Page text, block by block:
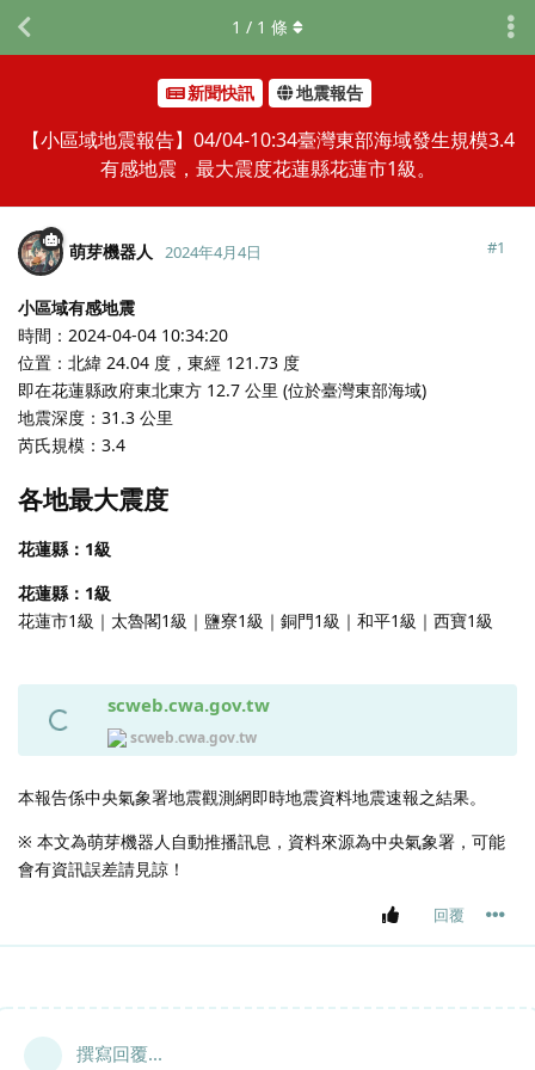
新聞快訊 地震報告
【小區域地震報告】04/04-10:34臺灣東部海域發生規模3.4
有感地震，最大震度花蓮縣花蓮市1級。
1 / 1 條
萌芽機器人 2024年4月4日 #1
小區域有感地震
時間：2024-04-04 10:34:20
位置：北緯 24.04 度，東經 121.73 度
即在花蓮縣政府東北東方 12.7 公里 (位於臺灣東部海域)
地震深度：31.3 公里
芮氏規模：3.4
各地最大震度
花蓮縣：1級
花蓮縣：1級
花蓮市1級｜太魯閣1級｜鹽寮1級｜銅門1級｜和平1級｜西寶1級
scweb.cwa.gov.tw
scweb.cwa.gov.tw
本報告係中央氣象署地震觀測網即時地震資料地震速報之結果。
※ 本文為萌芽機器人自動推播訊息，資料來源為中央氣象署，可能
會有資訊誤差請見諒！
回覆
撰寫回覆...